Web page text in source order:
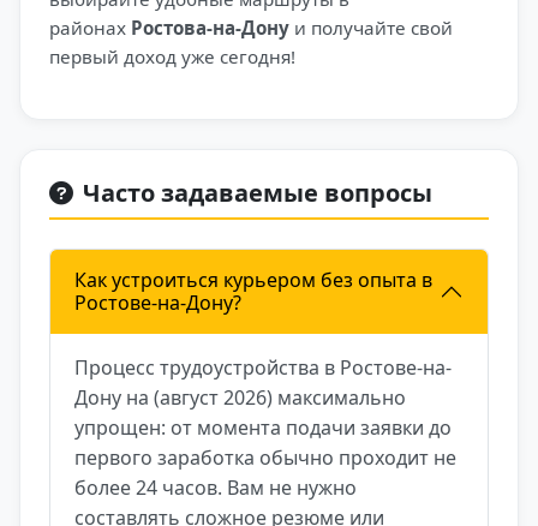
районах Ростова-на-Дону и получайте свой
первый доход уже сегодня!
Часто задаваемые вопросы
Как устроиться курьером без опыта в
Ростове-на-Дону?
Процесс трудоустройства в Ростове-на-
Дону на (август 2026) максимально
упрощен: от момента подачи заявки до
первого заработка обычно проходит не
более 24 часов. Вам не нужно
составлять сложное резюме или